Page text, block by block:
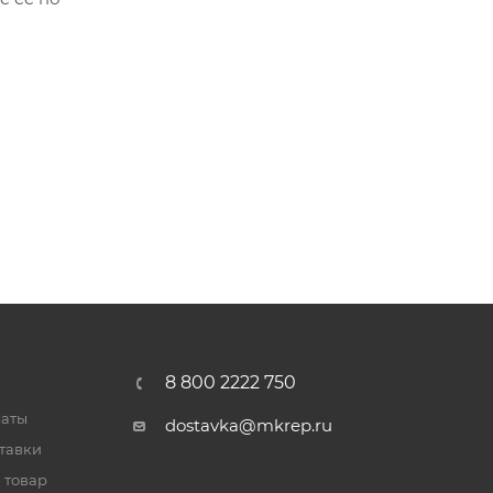
товар
8 800 2222 750
dostavka@mkrep.ru